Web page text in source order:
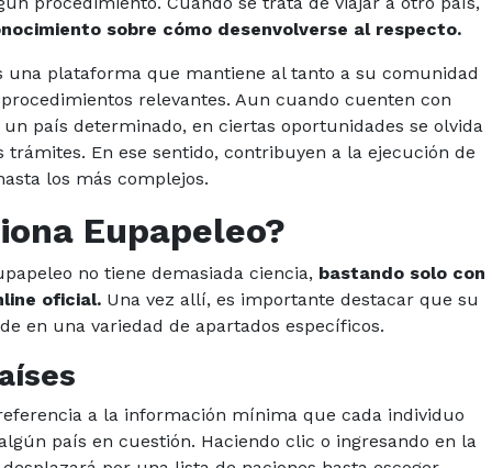
sobre cómo desenvolverse al respecto.
una plataforma que mantiene al tanto a su comunidad
relevantes. Aun cuando cuenten con
país determinado, en ciertas oportunidades se olvida
En ese sentido, contribuyen a la ejecución de
los más complejos.
Eupapeleo?
no tiene demasiada ciencia, bastando solo con
oficial. Una vez allí, es importante destacar que su
en una variedad de apartados específicos.
a la información mínima que cada individuo
país en cuestión. Haciendo clic o ingresando en la